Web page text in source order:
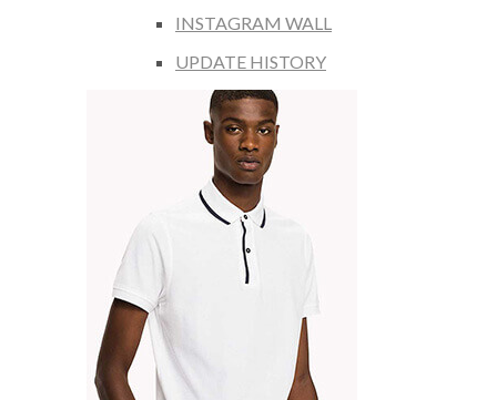
INSTAGRAM WALL
UPDATE HISTORY